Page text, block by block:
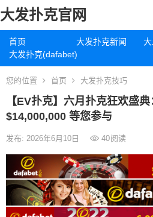
大发扑克官网
首页 大发扑克新闻
大发扑克(dafabet)
您的位置 首页 大发扑克技巧
【EV扑克】六月扑克狂欢盛
$14,000,000 等您参与
发布: 2026年6月10日 40阅读